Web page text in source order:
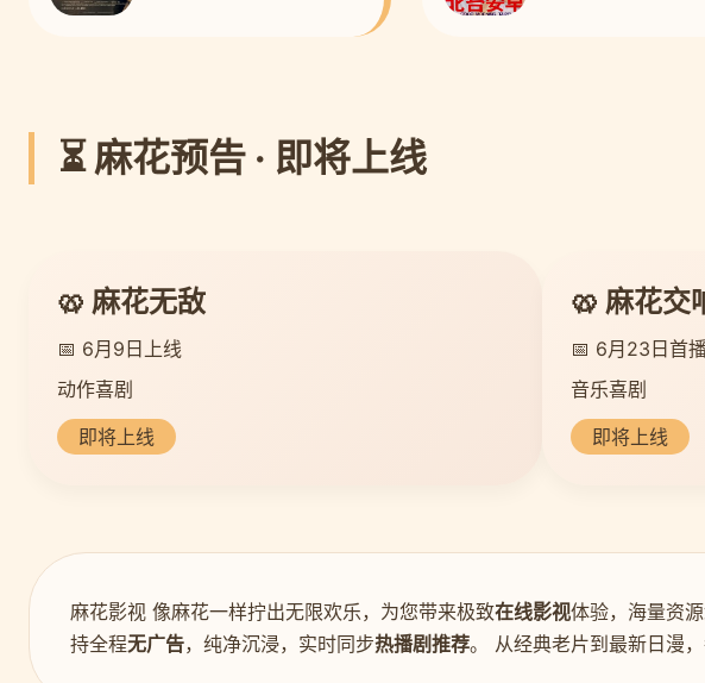
⏳ 麻花预告 · 即将上线
🥨 麻花无敌
📅 6月9日上线
动作喜剧
即将上线
🥨 麻花交
📅 6月23日首
音乐喜剧
即将上线
麻花影视 像麻花一样拧出无限欢乐，为您带来极致在线影视体验，海量资源
持全程无广告，纯净沉浸，实时同步热播剧推荐。 从经典老片到最新日漫